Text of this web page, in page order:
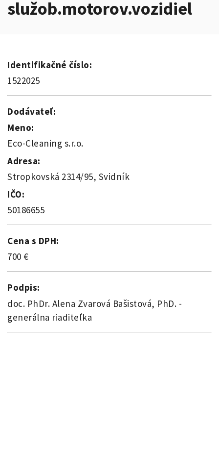
služob.motorov.vozidiel
Identifikačné číslo:
1522025
Dodávateľ:
Meno:
Eco-Cleaning s.r.o.
Adresa:
Stropkovská 2314/95, Svidník
IČO:
50186655
Cena s DPH:
700 €
Podpis:
doc. PhDr. Alena Zvarová Bašistová, PhD. -
generálna riaditeľka